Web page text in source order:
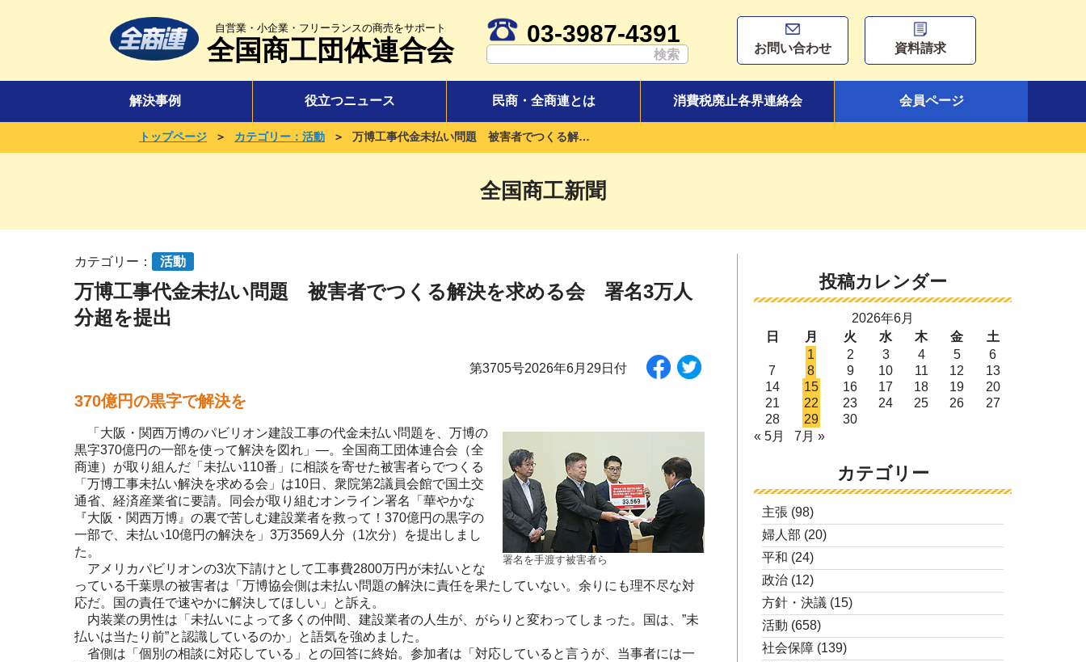
自営業・小企業・フリーランスの商売をサポート
全国商工団体連合会
03-3987-4391
お問い合わせ 資料請求
解決事例 役立つニュース 民商・全商連とは 消費税廃止各界連絡会 会員ページ
トップページ ＞ カテゴリー：活動 ＞ 万博工事代金未払い問題 被害者でつくる解決を求める会 署名3万人分超を提出
全国商工新聞
カテゴリー： 活動
万博工事代金未払い問題 被害者でつくる解決を求める会 署名3万人
分超を提出
第3705号2026年6月29日付
370億円の黒字で解決を
署名を手渡す被害者ら
「大阪・関西万博のパビリオン建設工事の代金未払い問題を、万博の
黒字370億円の一部を使って解決を図れ」―。全国商工団体連合会（全
商連）が取り組んだ「未払い110番」に相談を寄せた被害者らでつくる
「万博工事未払い解決を求める会」は10日、衆院第2議員会館で国土交
通省、経済産業省に要請。同会が取り組むオンライン署名「華やかな
『大阪・関西万博』の裏で苦しむ建設業者を救って！370億円の黒字の
一部で、未払い10億円の解決を」3万3569人分（1次分）を提出しまし
た。
アメリカパビリオンの3次下請けとして工事費2800万円が未払いとな
っている千葉県の被害者は「万博協会側は未払い問題の解決に責任を果たしていない。余りにも理不尽な対
応だ。国の責任で速やかに解決してほしい」と訴え。
内装業の男性は「未払いによって多くの仲間、建設業者の人生が、がらりと変わってしまった。国は、”未
払いは当たり前”と認識しているのか」と語気を強めました。
省側は「個別の相談に対応している」との回答に終始。参加者は「対応していると言うが、当事者には一
投稿カレンダー
2026年6月
日
月 火 水 木 金
土
1
2 3 4 5
6
7
8 9 10 11 12
13
14
15 16 17 18 19
20
21
22 23 24 25 26
27
28
29
30
« 5月
7月 »
カテゴリー
主張 (98)
婦人部 (20)
平和 (24)
政治 (12)
方針・決議 (15)
活動 (658)
社会保障 (139)